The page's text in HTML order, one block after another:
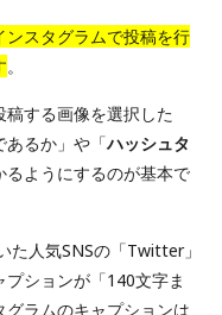
ンスタグラムで投稿を行
。
する画像を選択した
あるか」や「ハッシュタ
ようにするのが基本で
た人気SNSの「Twitter」
ションが「140文字ま
ラムのキャプションは